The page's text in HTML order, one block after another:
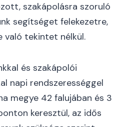
szakápolásra szoruló
segítséget felekezetre,
való tekintet nélkül.
és szakápolói
napi rendszerességgel
megye 42 falujában és 3
keresztül, az idős